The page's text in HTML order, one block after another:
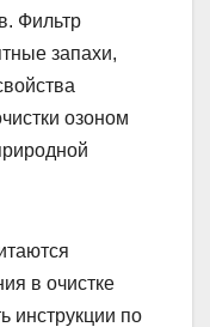
Фильтр
запахи,
озоном
в очистке
инструкции по